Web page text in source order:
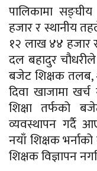
पालिकामा
हजार र स्थानीय
१२ लाख ४४ हजार
दल बहादुर
बजेट शिक्षक तलब,
दिवा खाजामा खर्च
शिक्षा तर्फको
व्यवस्थापन गर्दै
नयाँ शिक्षक
शिक्षक विज्ञापन